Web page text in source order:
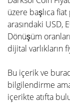
üzere başlıca
arasındaki USD,
Dönüşüm
dijital varlıkların
Bu içerik ve
bilgilendirme
içerikte atıfta